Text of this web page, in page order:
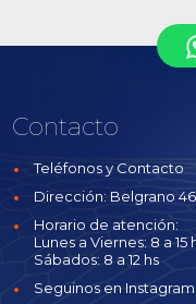
Contacto
Teléfonos y Contacto
Dirección: Belgrano
Horario de atención:
Lunes a Viernes: 8 a 15
Sábados: 8 a 12 hs
Seguinos en Instagram